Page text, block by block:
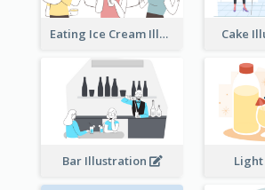
Eating Ice Cream Illustration Cake
Bar Illustration